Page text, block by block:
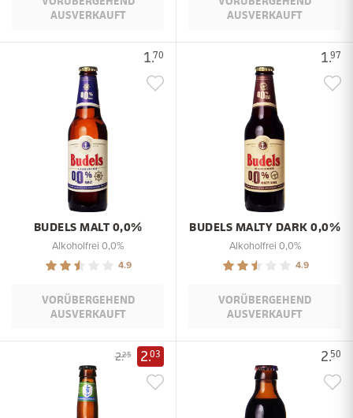
AUSVERKAUFT
AUSVERKAUFT
1.70
BUDELS MALT 0,0%
Alkoholfrei 0,0%
4.9
VORÜBERGEHEND
AUSVERKAUFT
1.97
BUDELS MALTY DARK 0,0%
Alkoholfrei 0,0%
4.9
VORÜBERGEHEND
AUSVERKAUFT
2.25 2.03 2.50